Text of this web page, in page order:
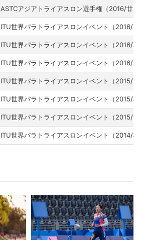
ASTCアジアトライアスロン選手権（2016/廿日
ITU世界パラトライアスロンイベント（2016/
ITU世界パラトライアスロンイベント（2016/
ITU世界パラトライアスロンイベント（2016/
ITU世界パラトライアスロンイベント（2015/
ITU世界パラトライアスロンイベント（2015/横
ITU世界パラトライアスロンイベント（2015/
ITU世界パラトライアスロンイベント（2014/横